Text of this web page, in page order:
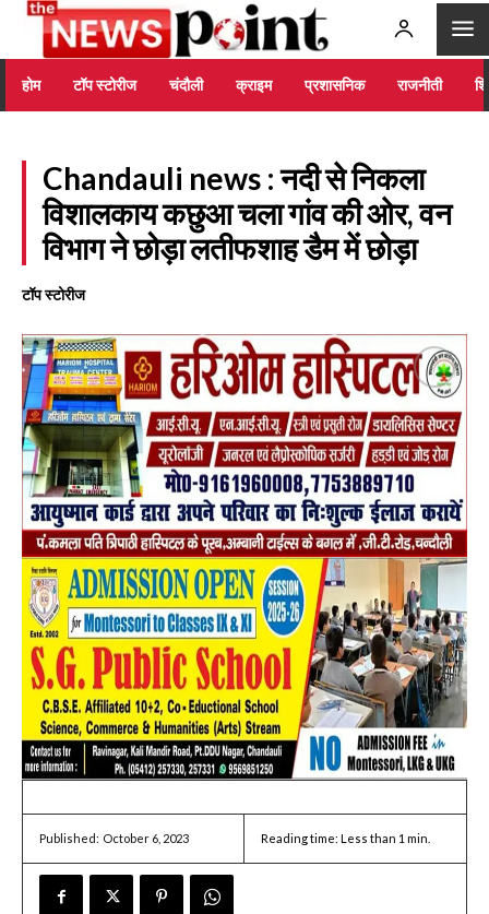
होम टॉप स्टोरीज चंदौली क्राइम प्रशासनिक राजनीती
Chandauli news : नदी से निकला
विशालकाय कछुआ चला गांव की ओर, वन
विभाग ने छोड़ा लतीफशाह डैम में छोड़ा
टॉप स्टोरीज
Published: October 6, 2023 Reading time: Less than 1 min.